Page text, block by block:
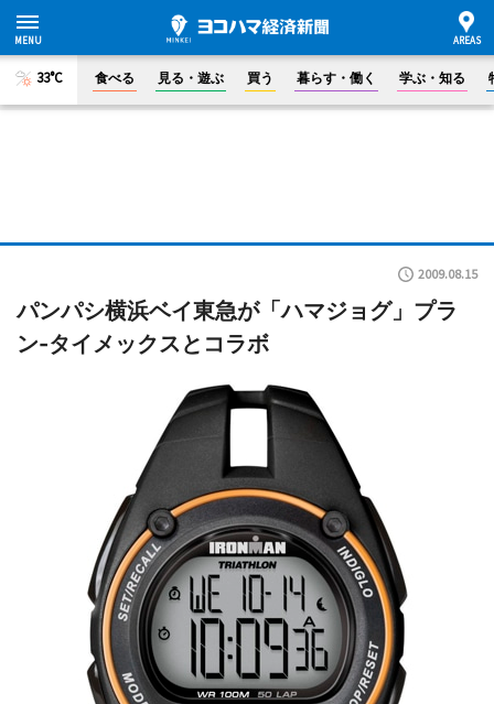
33°C 食べる 見る・遊ぶ 買う 暮らす・働く 学ぶ・知る
2009.08.15
パンパシ横浜ベイ東急が「ハマジョグ」プラ
ン-タイメックスとコラボ